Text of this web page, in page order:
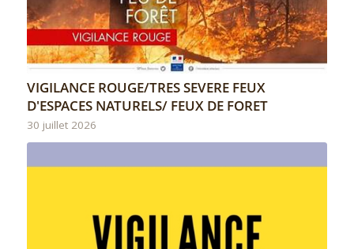
VIGILANCE ROUGE/TRES SEVERE FEUX
D'ESPACES NATURELS/ FEUX DE FORET
30 juillet 2026